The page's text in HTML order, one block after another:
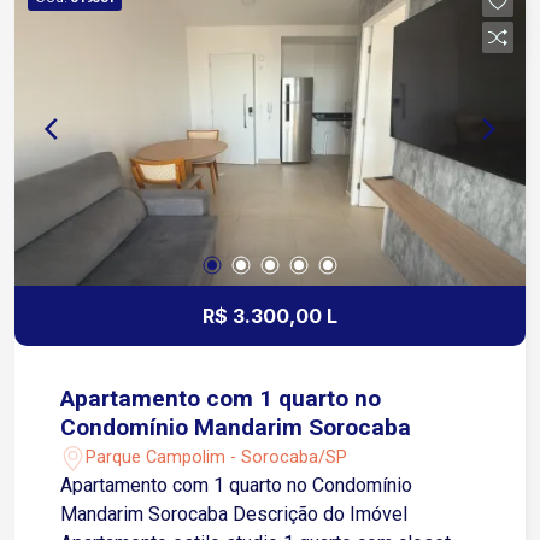
quartos e sala de TV. Armários modulados nos
quartos, banheiros, cozinha e lavanderia.
Aquecimento de água a gás. Piso laminado nos
quartos e porcelanato nos demais ambientes. 3
vagas de garagem tipo gaveta.
R$ 3.300,00 L
Apartamento com 1 quarto no
Condomínio Mandarim Sorocaba
Parque Campolim - Sorocaba/SP
Apartamento com 1 quarto no Condomínio
Mandarim Sorocaba Descrição do Imóvel